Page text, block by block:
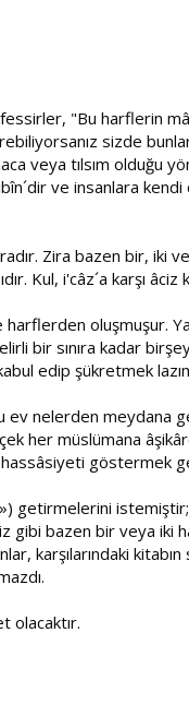
"Bu harflerin
sizde
veya tılsım olduğu
ve insanlara kendi
Zira bazen bir, iki
Kul, i'câz´a karşı âciz
oluşmuşur.
bir sınıra kadar
edip şükretmek
ev nelerden meydana
her müslümana
hassâsiyeti göstermek
getirmelerini
gibi bazen bir veya iki
karşılarındaki kitabın
olacaktır.